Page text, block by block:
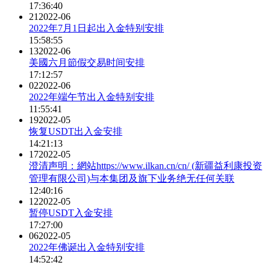
17:36:40
21 2022-06
2022年7月1日起出入金特别安排
15:58:55
132022-06
美國六月節假交易时间安排
17:12:57
022022-06
2022年端午节出入金特别安排
11:55:41
192022-05
恢复USDT出入金安排
14:21:13
172022-05
澄清声明：網站https://www.ilkan.cn/cn/ (新疆益利康投资
管理有限公司)与本集团及旗下业务绝无任何关联
12:40:16
122022-05
暂停USDT入金安排
17:27:00
062022-05
2022年佛诞出入金特别安排
14:52:42